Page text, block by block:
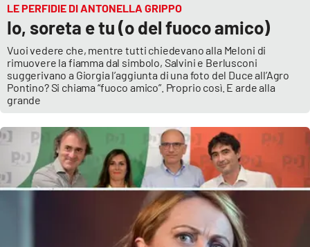
LE PERFIDIE DI ANTONELLA GRIPPO
Io, soreta e tu (o del fuoco amico)
Vuoi vedere che, mentre tutti chiedevano alla Meloni di
rimuovere la fiamma dal simbolo, Salvini e Berlusconi
suggerivano a Giorgia l’aggiunta di una foto del Duce all’Agro
Pontino? Si chiama “fuoco amico”. Proprio così. E arde alla
grande